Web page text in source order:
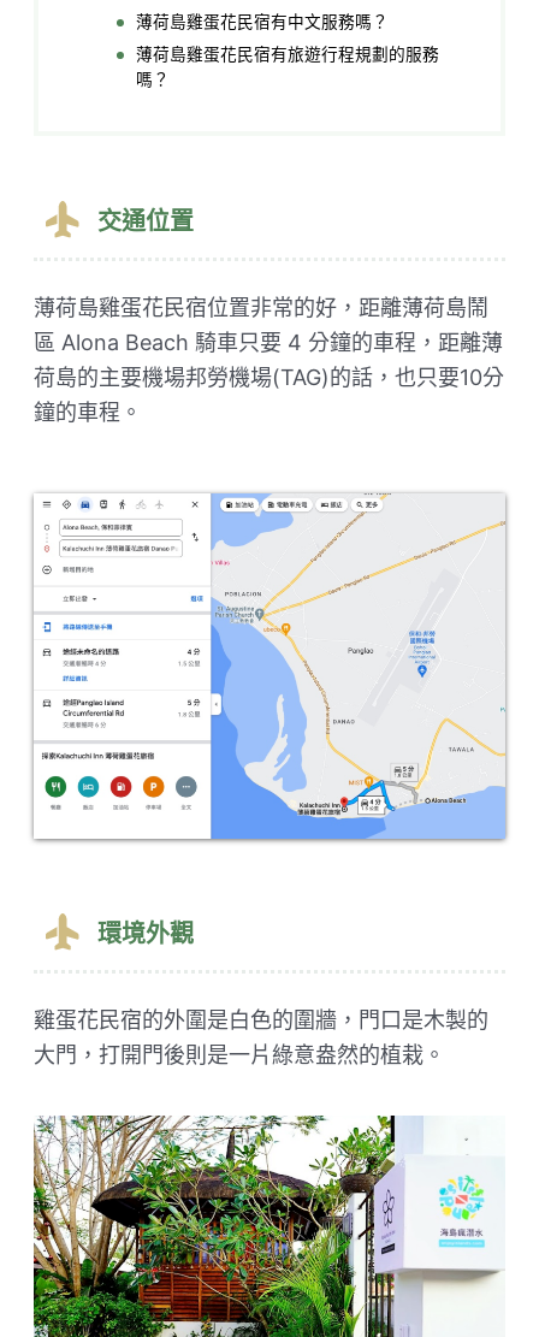
薄荷島雞蛋花民宿有中文服務嗎？
薄荷島雞蛋花民宿有旅遊行程規劃的服務
嗎？
交通位置
薄荷島雞蛋花民宿位置非常的好，距離薄荷島鬧
區 Alona Beach 騎車只要 4 分鐘的車程，距離薄
荷島的主要機場邦勞機場(TAG)的話，也只要10分
鐘的車程。
環境外觀
雞蛋花民宿的外圍是白色的圍牆，門口是木製的
大門，打開門後則是一片綠意盎然的植栽。